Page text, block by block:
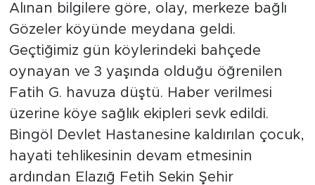
Alınan bilgilere göre, olay, merkeze bağlı
Gözeler köyünde meydana geldi.
Geçtiğimiz gün köylerindeki bahçede
oynayan ve 3 yaşında olduğu öğrenilen
Fatih G. havuza düştü. Haber verilmesi
üzerine köye sağlık ekipleri sevk edildi.
Bingöl Devlet Hastanesine kaldırılan çocuk,
hayati tehlikesinin devam etmesinin
ardından Elazığ Fetih Sekin Şehir
Bingöl Kaza Haberleri